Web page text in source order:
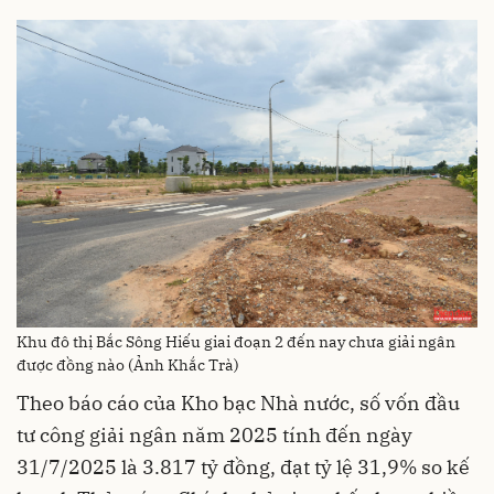
Khu đô thị Bắc Sông Hiếu giai đoạn 2 đến nay chưa giải ngân
được đồng nào (Ảnh Khắc Trà)
Theo báo cáo của Kho bạc Nhà nước, số vốn đầu
tư công giải ngân năm 2025 tính đến ngày
31/7/2025 là 3.817 tỷ đồng, đạt tỷ lệ 31,9% so kế